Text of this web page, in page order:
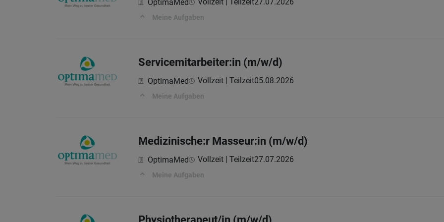
OptimaMed
Meine Aufgaben
Servicemitarbeiter:in (m/w/d)
OptimaMed Vollzeit | Teilzeit05.08.2026
Meine Aufgaben
Medizinische:r Masseur:in (m/w/d)
OptimaMed Vollzeit | Teilzeit27.07.2026
Meine Aufgaben